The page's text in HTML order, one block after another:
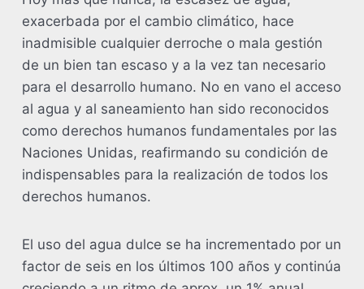
exacerbada por el cambio climático, hace
inadmisible cualquier derroche o mala gestión
de un bien tan escaso y a la vez tan necesario
para el desarrollo humano. No en vano el acceso
al agua y al saneamiento han sido reconocidos
como derechos humanos fundamentales por las
Naciones Unidas, reafirmando su condición de
indispensables para la realización de todos los
derechos humanos.
El uso del agua dulce se ha incrementado por un
factor de seis en los últimos 100 años y continúa